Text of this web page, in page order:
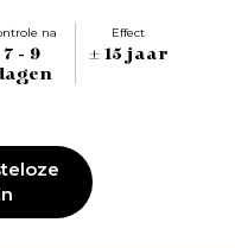
na
7 - 9
Effect
± 15 jaar